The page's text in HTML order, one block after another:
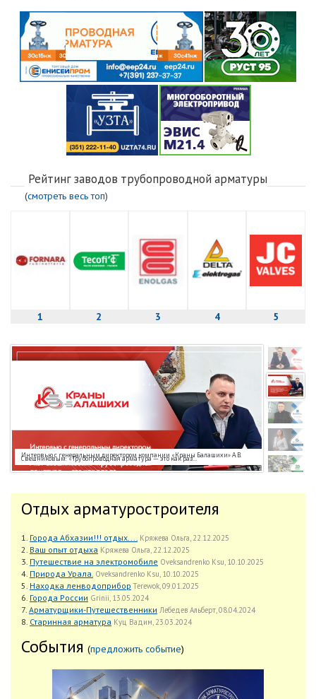
Рейтинг заводов трубопроводной арматуры
(смотреть весь топ)
1 2 3 4 5
Интервью с генеральным директором компании «Краны Балашихи» А.В.
Свешниковым: «Трубопроводная арматура — это как раз...
Отдых арматуростроителя
1. Города Абхазии!!! отдых.... Кряжева Ольга, 22.12.2025
2. Ваш опыт отдыха Кряжева Ольга, 22.12.2025
3. Путешествие на электромобиле Oveksandrenko Ksu, 10.10.2025
4. Природа Урала. Oveksandrenko Ksu, 10.10.2025
5. Находка ленводоприбор Terewok, 09.01.2025
6. Города России Grinii, 13.05.2024
7. Арматурщики-Путешественники Лебедев Альберт, 08.04.2024
8. Старинная арматура Куц Вадим, 23.03.2024
События (предложить событие)